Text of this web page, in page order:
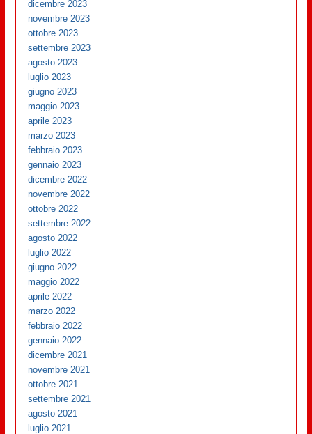
dicembre 2023
novembre 2023
ottobre 2023
settembre 2023
agosto 2023
luglio 2023
giugno 2023
maggio 2023
aprile 2023
marzo 2023
febbraio 2023
gennaio 2023
dicembre 2022
novembre 2022
ottobre 2022
settembre 2022
agosto 2022
luglio 2022
giugno 2022
maggio 2022
aprile 2022
marzo 2022
febbraio 2022
gennaio 2022
dicembre 2021
novembre 2021
ottobre 2021
settembre 2021
agosto 2021
luglio 2021